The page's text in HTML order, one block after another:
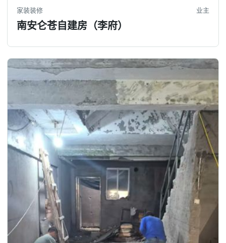
家装装修 业主
南安仑苍自建房（李府）